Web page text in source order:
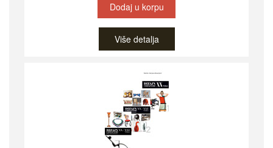
Dodaj u korpu
Više detalja